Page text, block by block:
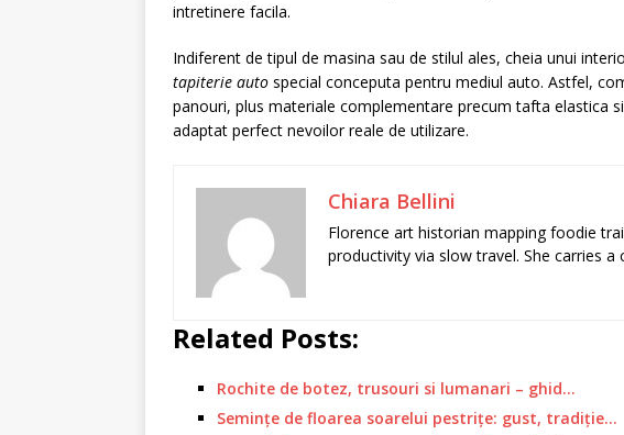
intretinere facila.
Indiferent de tipul de masina sau de stilul ales, cheia unui
tapiterie auto special conceputa pentru mediul auto. Astfel,
panouri, plus materiale complementare precum tafta elastica
adaptat perfect nevoilor reale de utilizare.
Chiara Bellini
Florence art historian mapping foodie
productivity via slow travel. She carries
Related Posts:
Rochite de botez, trusouri si lumanari – ghid…
Semințe de floarea soarelui pestrițe: gust, tradiție…